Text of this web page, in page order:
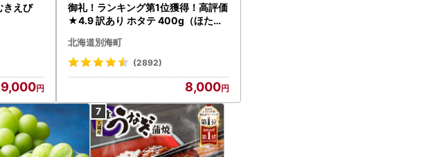
きえび
9,000
御礼！ランキング第1位獲得！高評価
★4.9 訳あり ホタテ 400g（ほたて
北海道別海町
(2892)
8,000